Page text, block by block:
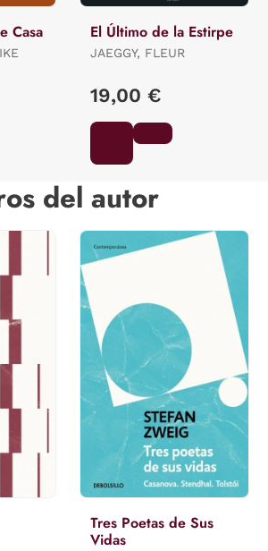
Casa El Último de la Estirpe
JAEGGY, FLEUR
19,00 €
del autor
Tres Poetas de Sus
Vidas